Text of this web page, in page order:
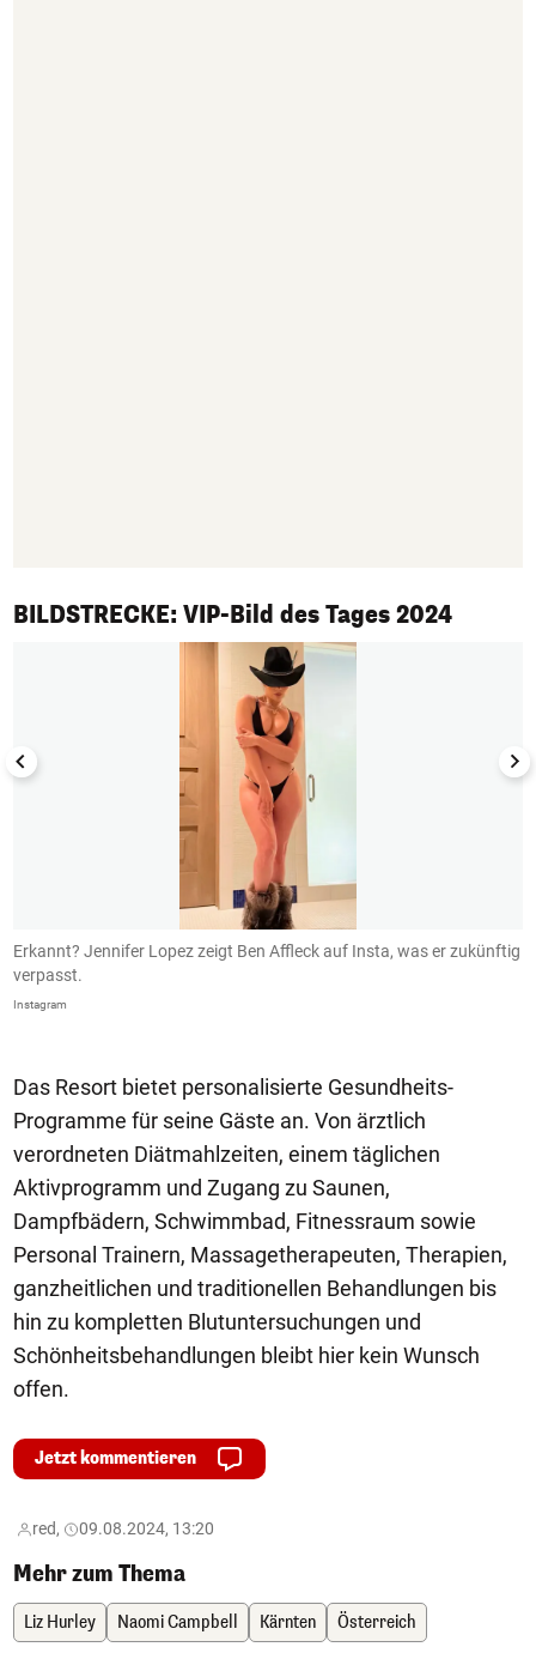
BILDSTRECKE: VIP-Bild des Tages 2024
1/50
Erkannt? Jennifer Lopez zeigt Ben Affleck auf Insta, was er zukünftig
verpasst.
Instagram
Das Resort bietet personalisierte Gesundheits-
Programme für seine Gäste an. Von ärztlich
verordneten Diätmahlzeiten, einem täglichen
Aktivprogramm und Zugang zu Saunen,
Dampfbädern, Schwimmbad, Fitnessraum sowie
Personal Trainern, Massagetherapeuten, Therapien,
ganzheitlichen und traditionellen Behandlungen bis
hin zu kompletten Blutuntersuchungen und
Schönheitsbehandlungen bleibt hier kein Wunsch
offen.
Jetzt kommentieren
red, 09.08.2024, 13:20
Mehr zum Thema
Liz Hurley Naomi Campbell Kärnten Österreich